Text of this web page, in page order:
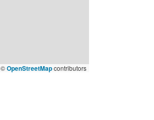
©OpenStreetMapcontributors